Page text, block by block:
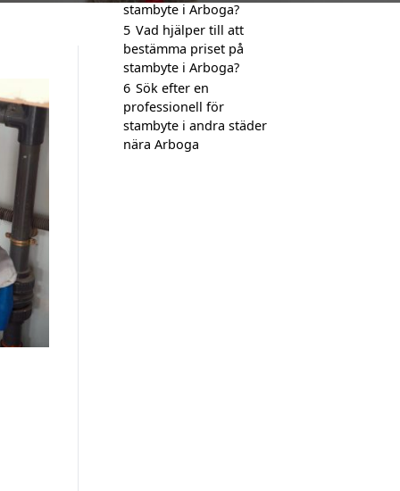
stambyte i Arboga?
5 Vad hjälper till att
bestämma priset på
stambyte i Arboga?
6 Sök efter en
professionell för
stambyte i andra städer
nära Arboga